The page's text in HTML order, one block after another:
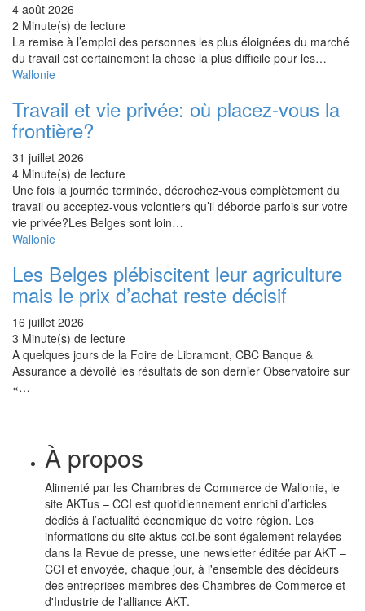
4 août 2026
2 Minute(s) de lecture
La remise à l’emploi des personnes les plus éloignées du marché
du travail est certainement la chose la plus difficile pour les…
Wallonie
Travail et vie privée: où placez-vous la
frontière?
31 juillet 2026
4 Minute(s) de lecture
Une fois la journée terminée, décrochez-vous complètement du
travail ou acceptez-vous volontiers qu’il déborde parfois sur votre
vie privée?Les Belges sont loin…
Wallonie
Les Belges plébiscitent leur agriculture
mais le prix d’achat reste décisif
16 juillet 2026
3 Minute(s) de lecture
A quelques jours de la Foire de Libramont, CBC Banque &
Assurance a dévoilé les résultats de son dernier Observatoire sur
«…
À propos
Alimenté par les Chambres de Commerce de Wallonie, le
site AKTus – CCI est quotidiennement enrichi d’articles
dédiés à l’actualité économique de votre région. Les
informations du site aktus-cci.be sont également relayées
dans la Revue de presse, une newsletter éditée par AKT –
CCI et envoyée, chaque jour, à l'ensemble des décideurs
des entreprises membres des Chambres de Commerce et
d'Industrie de l'alliance AKT.